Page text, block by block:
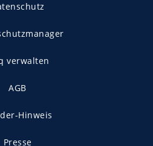
verwalten
AGB
Hinweis
Presse